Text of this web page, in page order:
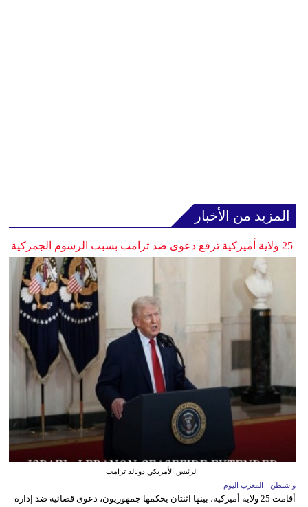
المزيد من الأخبار
25 ولاية أميركية ترفع دعوى ضد ترامب بسبب الرسوم الجمركية
الرئيس الأمريكي دونالد ترامب
واشنطن - المغرب اليوم
أقامت 25 ولاية أميركية، بينها اثنتان يحكمها جمهوريون، دعوى قضائية ضد إدارة